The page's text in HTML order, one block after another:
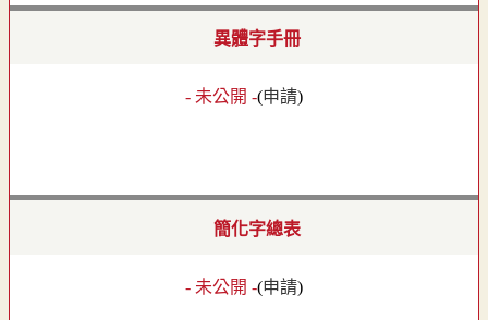
異體字手冊
- 未公開 -(申請)
簡化字總表
- 未公開 -(申請)